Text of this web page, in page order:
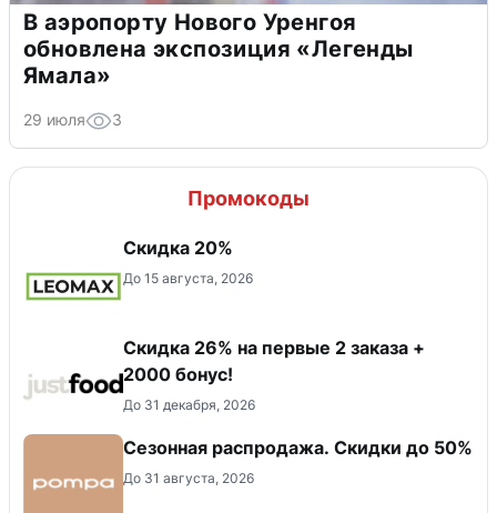
В аэропорту Нового Уренгоя
обновлена экспозиция «Легенды
Ямала»
29 июля 3
Промокоды
Скидка 20%
До 15 августа, 2026
Скидка 26% на первые 2 заказа +
2000 бонус!
До 31 декабря, 2026
Сезонная распродажа. Скидки до 50%
До 31 августа, 2026